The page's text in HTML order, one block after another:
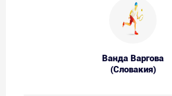
Ванда Варгова
(Словакия)